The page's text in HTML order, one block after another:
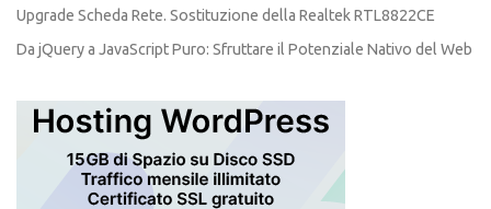
Upgrade Scheda Rete. Sostituzione della Realtek RTL8822CE
Da jQuery a JavaScript Puro: Sfruttare il Potenziale Nativo del Web